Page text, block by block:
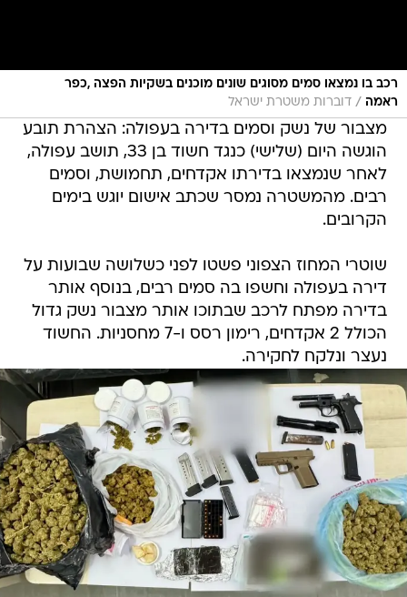
רכב בו נמצאו סמים מסוגים שונים מוכנים בשקיות הפצה ,כפר
ראמה / דוברות משטרת ישראל
מצבור של נשק וסמים בדירה בעפולה: הצהרת תובע
הוגשה היום (שלישי) כנגד חשוד בן 33, תושב עפולה,
לאחר שנמצאו בדירתו אקדחים, תחמושת, וסמים
רבים. מהמשטרה נמסר שכתב אישום יוגש בימים
הקרובים.
שוטרי המחוז הצפוני פשטו לפני כשלושה שבועות על
דירה בעפולה וחשפו בה סמים רבים, בנוסף אותר
בדירה מפתח לרכב שבתוכו אותר מצבור נשק גדול
הכולל 2 אקדחים, רימון רסס ו-7 מחסניות. החשוד
נעצר ונלקח לחקירה.